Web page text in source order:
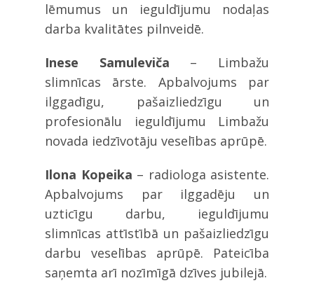
lēmumus un ieguldījumu nodaļas
darba kvalitātes pilnveidē.
Inese Samuleviča – Limbažu
slimnīcas ārste. Apbalvojums par
ilggadīgu, pašaizliedzīgu un
profesionālu ieguldījumu Limbažu
novada iedzīvotāju veselības aprūpē.
Ilona Kopeika – radiologa asistente.
Apbalvojums par ilggadēju un
uzticīgu darbu, ieguldījumu
slimnīcas attīstībā un pašaizliedzīgu
darbu veselības aprūpē. Pateicība
saņemta arī nozīmīgā dzīves jubilejā.